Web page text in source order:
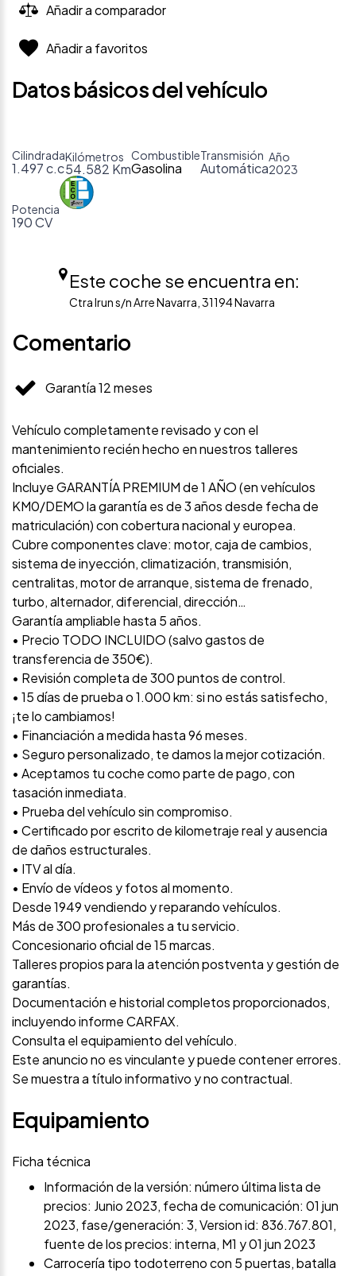
Añadir a comparador
Añadir a favoritos
Datos básicos del vehículo
Cilindrada
1.497 c.c
Kilómetros
54.582 Km
Combustible
Gasolina
Transmisión
Automática
Año
2023
Potencia
190 CV
Este coche se encuentra en:
Ctra Irun s/n Arre Navarra, 31194 Navarra
Comentario
Garantía 12 meses
Vehículo completamente revisado y con el
mantenimiento recién hecho en nuestros talleres
oficiales.
Incluye GARANTÍA PREMIUM de 1 AÑO (en vehículos
KM0/DEMO la garantía es de 3 años desde fecha de
matriculación) con cobertura nacional y europea.
Cubre componentes clave: motor, caja de cambios,
sistema de inyección, climatización, transmisión,
centralitas, motor de arranque, sistema de frenado,
turbo, alternador, diferencial, dirección…
Garantía ampliable hasta 5 años.
• Precio TODO INCLUIDO (salvo gastos de
transferencia de 350€).
• Revisión completa de 300 puntos de control.
• 15 días de prueba o 1.000 km: si no estás satisfecho,
¡te lo cambiamos!
• Financiación a medida hasta 96 meses.
• Seguro personalizado, te damos la mejor cotización.
• Aceptamos tu coche como parte de pago, con
tasación inmediata.
• Prueba del vehículo sin compromiso.
• Certificado por escrito de kilometraje real y ausencia
de daños estructurales.
• ITV al día.
• Envío de vídeos y fotos al momento.
Desde 1949 vendiendo y reparando vehículos.
Más de 300 profesionales a tu servicio.
Concesionario oficial de 15 marcas.
Talleres propios para la atención postventa y gestión de
garantías.
Documentación e historial completos proporcionados,
incluyendo informe CARFAX.
Consulta el equipamiento del vehículo.
Este anuncio no es vinculante y puede contener errores.
Se muestra a título informativo y no contractual.
Equipamiento
Ficha técnica
Información de la versión: número última lista de
precios: Junio 2023, fecha de comunicación: 01 jun
2023, fase/generación: 3, Version id: 836.767.801,
fuente de los precios: interna, M1 y 01 jun 2023
Carrocería tipo todoterreno con 5 puertas, batalla